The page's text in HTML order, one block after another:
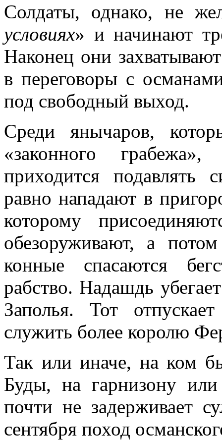
Солдаты, однако, не
условиях» и начинают
Наконец они
в переговоры с
под свободный выход.
Среди янычаров,
«законного
приходится
равно нападают в
которому
обезоруживают, а
конные спасаются
рабство. Надашдь
Заполья. Тот
служить более королю
Так или иначе, на ком
Буды, на гарнизону или
почти не задерживает
сентября поход